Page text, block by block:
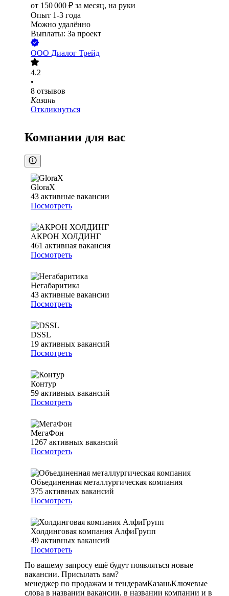
от 150 000 ₽ за месяц, на руки
Опыт 1-3 года
Можно удалённо
Выплаты: За проект
ООО Диалог Трейд
4.2
•
8 отзывов
Казань
Откликнуться
Компании для вас
GloraX
43 активные вакансии
Посмотреть
АКРОН ХОЛДИНГ
461 активная вакансия
Посмотреть
Негабаритика
43 активные вакансии
Посмотреть
DSSL
19 активных вакансий
Посмотреть
Контур
59 активных вакансий
Посмотреть
МегаФон
1267 активных вакансий
Посмотреть
Объединенная металлургическая компания
375 активных вакансий
Посмотреть
Холдинговая компания АлфиГрупп
49 активных вакансий
Посмотреть
По вашему запросу ещё будут появляться новые
вакансии. Присылать вам?
менеджер по продажам и тендерамКазаньКлючевые
слова в названии вакансии, в названии компании и в